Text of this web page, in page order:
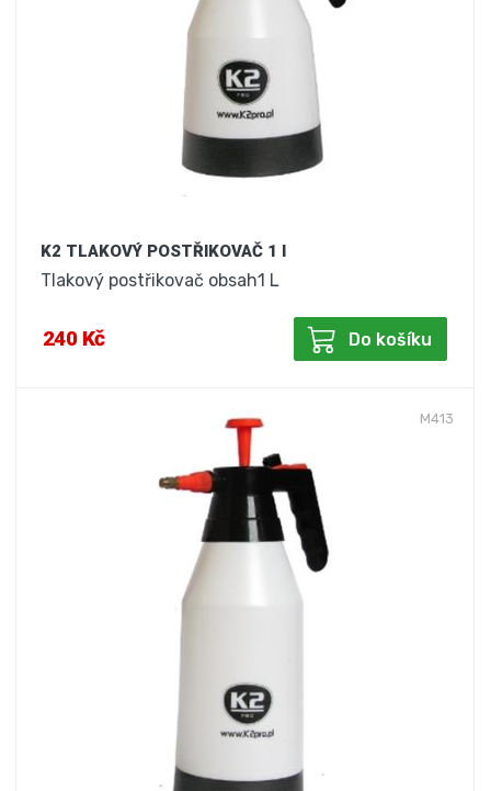
K2 TLAKOVÝ POSTŘIKOVAČ 1 l
Tlakový postřikovač obsah1 L
240 Kč Do košíku
M413